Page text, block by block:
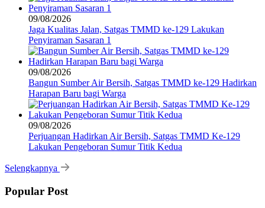
09/08/2026
Jaga Kualitas Jalan, Satgas TMMD ke-129 Lakukan
Penyiraman Sasaran 1
09/08/2026
Bangun Sumber Air Bersih, Satgas TMMD ke-129 Hadirkan
Harapan Baru bagi Warga
09/08/2026
Perjuangan Hadirkan Air Bersih, Satgas TMMD Ke-129
Lakukan Pengeboran Sumur Titik Kedua
Selengkapnya
Popular Post